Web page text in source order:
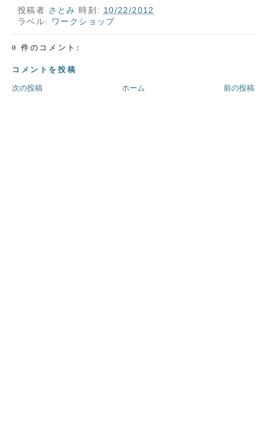
投稿者 さとみ 時刻: 10/22/2012
ラベル:
ワークショップ
0 件のコメント:
コメントを投稿
次の投稿 前の投稿
ホーム